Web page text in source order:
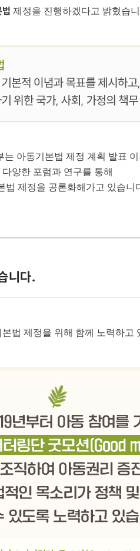
제정을 진행하겠다고 밝혔습
는 아동기본법 제정 계획 발표 이
다양한 포럼과 연구를 통해
법 제정을 공론화해가고 있습니
니다.
법 제정을 위해 함께 노력하고